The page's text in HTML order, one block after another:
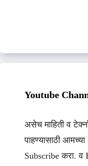
Youtube
असेच माहिती व
पाहण्यासाठी
Subscribe करा. व